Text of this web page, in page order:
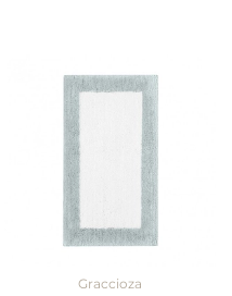
Graccioza